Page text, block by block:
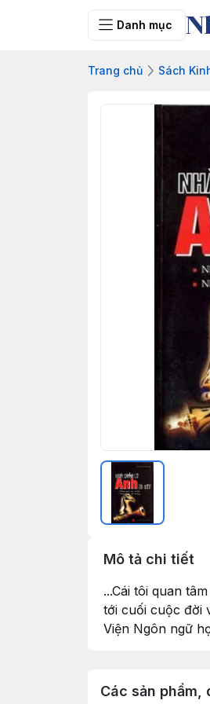
Danh mục
Trang chủ Sách
Mô tả chi tiết
...Cái tôi quan
tới cuối cuộc đời
Viện Ngôn ngữ
Các sản phẩm,